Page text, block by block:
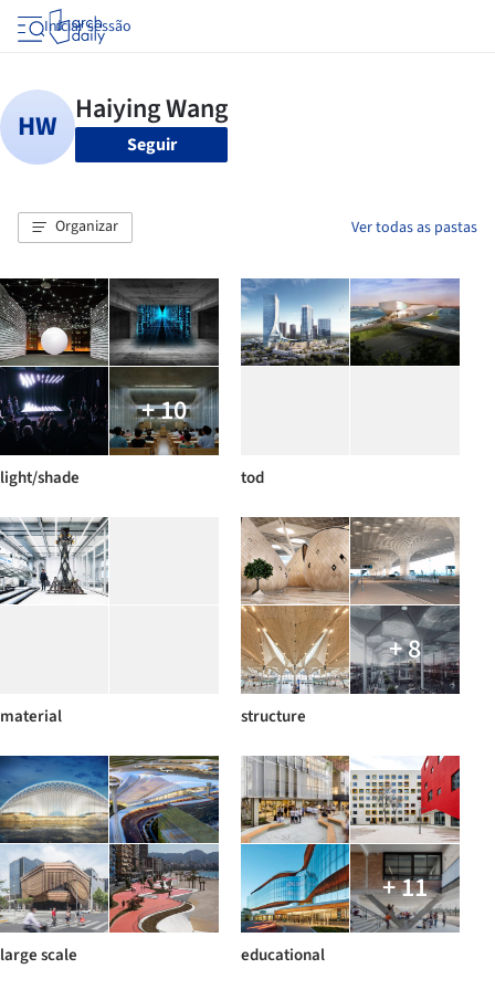
Iniciar sessão
Seguir
Organizar Ver todas as pastas
+ 10
light/shade tod
material
+ 8
structure
large scale
+ 11
educational